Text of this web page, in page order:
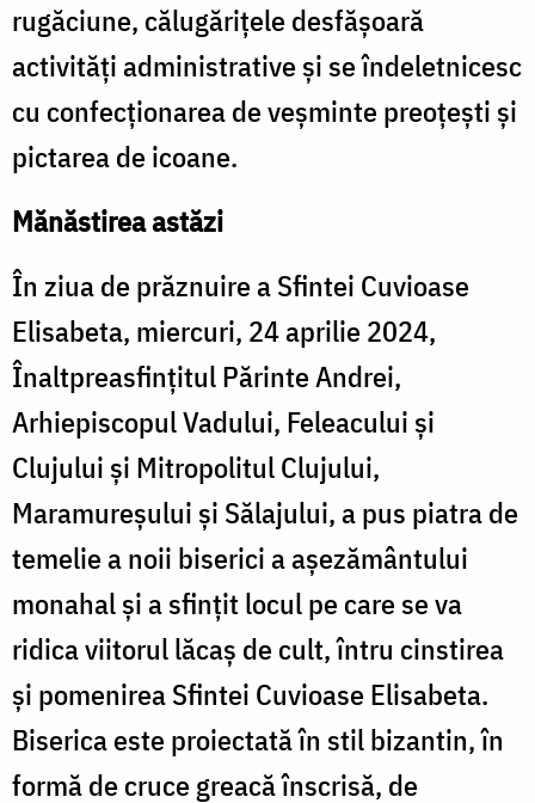
rugăciune, călugăriţele desfășoară
activităţi administrative și se îndeletnicesc
cu confecţionarea de veşminte preoţeşti și
pictarea de icoane.
Mănăstirea astăzi
În ziua de prăznuire a Sfintei Cuvioase
Elisabeta, miercuri, 24 aprilie 2024,
Înaltpreasfințitul Părinte Andrei,
Arhiepiscopul Vadului, Feleacului și
Clujului și Mitropolitul Clujului,
Maramureșului și Sălajului, a pus piatra de
temelie a noii biserici a așezământului
monahal și a sfințit locul pe care se va
ridica viitorul lăcaș de cult, întru cinstirea
și pomenirea Sfintei Cuvioase Elisabeta.
Biserica este proiectată în stil bizantin, în
formă de cruce greacă înscrisă, de